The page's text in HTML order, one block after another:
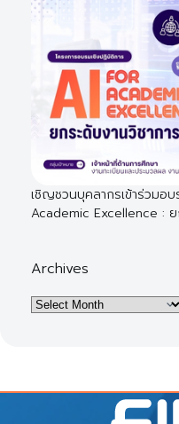
เชิญชวนบุคลากรเข้าร่วมอ
Academic Excellence :
Archives
Archives